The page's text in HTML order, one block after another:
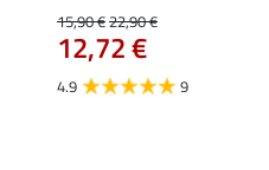
15,90 €22,90 €
12,72 €
4.9 9